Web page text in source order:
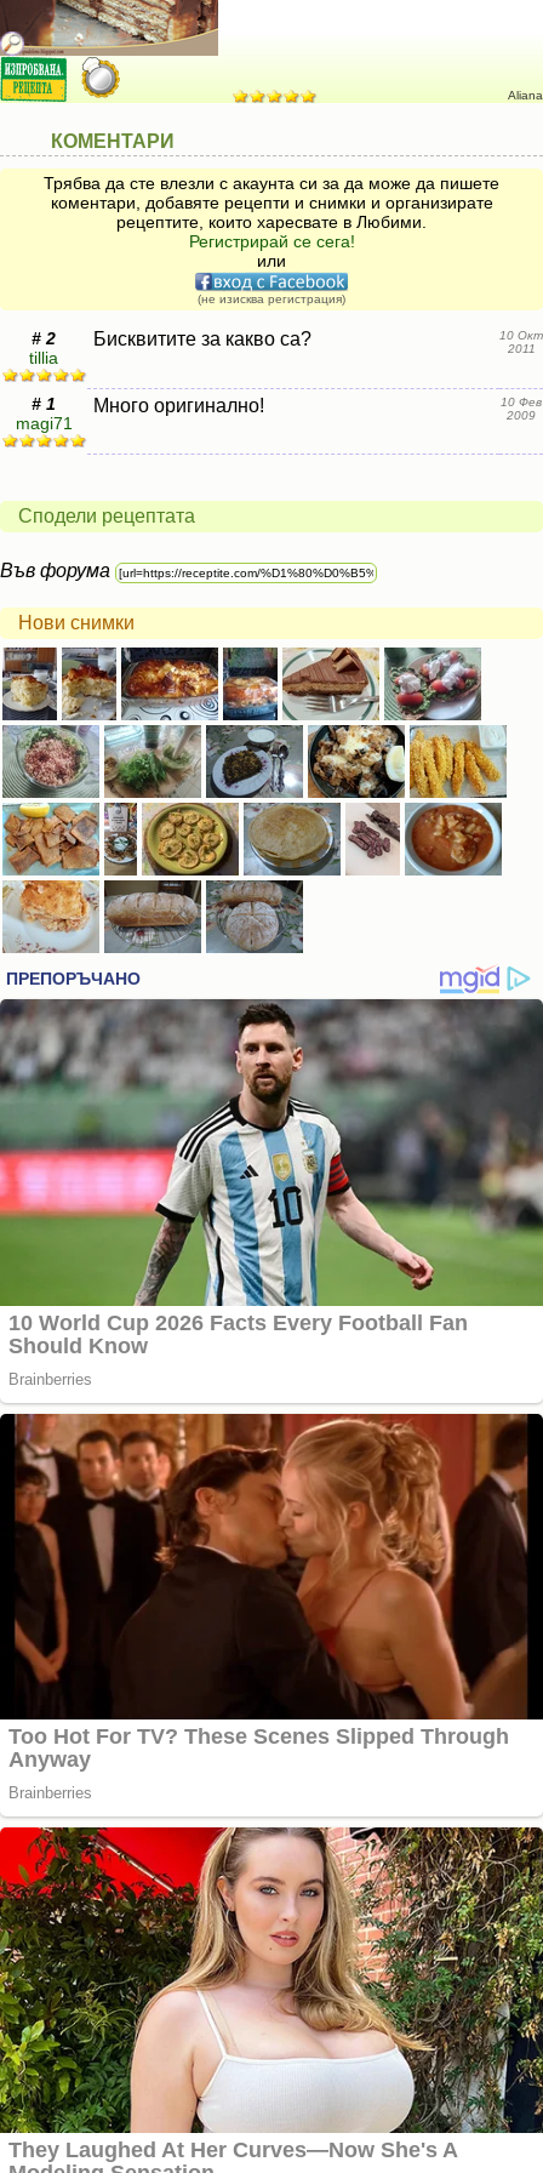
Aliana
КОМЕНТАРИ
Трябва да сте влезли с акаунта си за да може да пишете
коментари, добавяте рецепти и снимки и организирате
рецептите, които харесвате в Любими.
Регистрирай се сега!
или
(не изисква регистрация)
# 2
tillia
Бисквитите за какво са?
10 Окт
2011
# 1
magi71
Много оригинално!
10 Фев
2009
Сподели рецептата
Във форума
Нови снимки